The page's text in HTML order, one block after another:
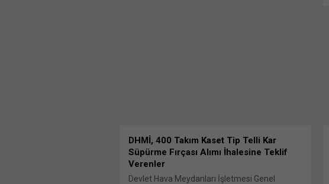
DHMİ, 400 Takım Kaset Tip Telli Kar
Süpürme Fırçası Alımı İhalesine Teklif
Verenler
Devlet Hava Meydanları İşletmesi Genel